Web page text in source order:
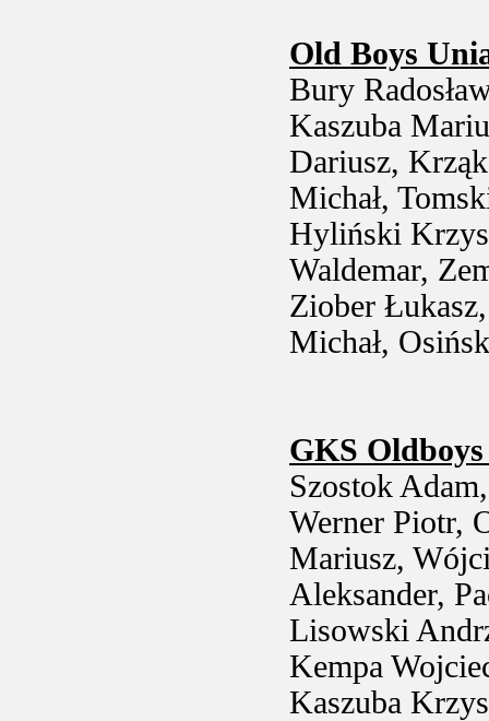
Old Boys
Bury
Kaszuba
Dariusz,
Michał,
Hyliński
Waldemar,
Ziober
Michał,
GKS
Szostok
Werner Piotr,
Mariusz,
Aleksander,
Lisowski
Kempa
Kaszuba